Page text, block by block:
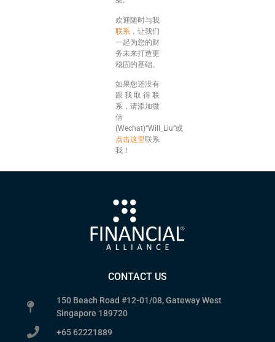
欢迎随时与我
联系 ，让我们
一起为您的财
务未来打造更
稳固的基础。
如果您还没有
跟我取得联
系，请添加微
信
(Wechat)“Will_Liu”或
点击这里联系
我！
CONTACT US
150 Beach Road #12-01/08, Gateway West
Singapore 189720
+65 62221889